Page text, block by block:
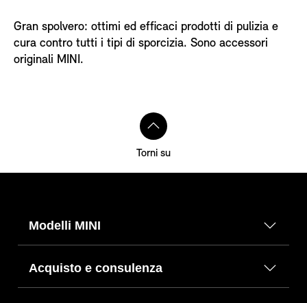
Gran spolvero: ottimi ed efficaci prodotti di pulizia e
cura contro tutti i tipi di sporcizia. Sono accessori
originali MINI.
Torni su
Modelli MINI
Acquisto e consulenza